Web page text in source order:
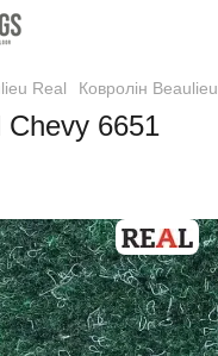
Real Ковролін
Chevy 6651